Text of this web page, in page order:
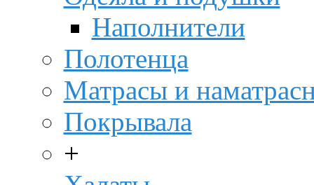
Наполнители
Полотенца
Матрасы и
Покрывала
+